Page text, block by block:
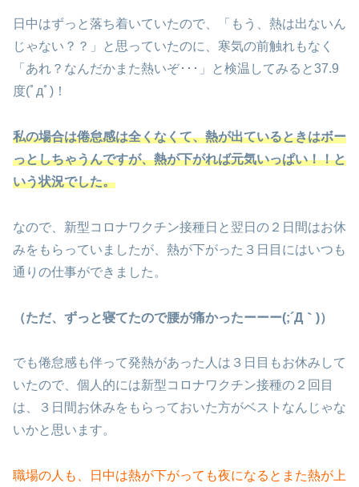
日中はずっと落ち着いていたので、「もう、熱は出ないん
じゃない？？」と思っていたのに、寒気の前触れもなく
「あれ？なんだかまた熱いぞ･･･」と検温してみると37.9
度(ﾟдﾟ)！
私の場合は倦怠感は全くなくて、熱が出ているときはボー
っとしちゃうんですが、熱が下がれば元気いっぱい！！と
いう状況でした。
なので、新型コロナワクチン接種日と翌日の２日間はお休
みをもらっていましたが、熱が下がった３日目にはいつも
通りの仕事ができました。
（ただ、ずっと寝てたので腰が痛かったーーー(;´Д｀)）
でも倦怠感も伴って発熱があった人は３日目もお休みして
いたので、個人的には新型コロナワクチン接種の２回目
は、３日間お休みをもらっておいた方がベストなんじゃな
いかと思います。
職場の人も、日中は熱が下がっても夜になるとまた熱が上